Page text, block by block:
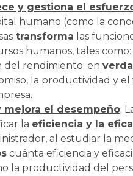
y gestiona el
humano (como la
transforma las
humanos, tales
del rendimiento; en
la productividad y
mejora el desempeño:
la eficiencia y la
al estudiar la
cuánta eficiencia y
la productividad del